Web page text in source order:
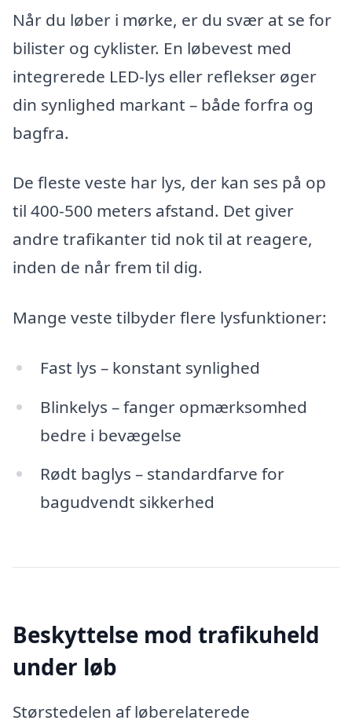
Når du løber i mørke, er du svær at se for
bilister og cyklister. En løbevest med
integrerede LED-lys eller reflekser øger
din synlighed markant – både forfra og
bagfra.
De fleste veste har lys, der kan ses på op
til 400-500 meters afstand. Det giver
andre trafikanter tid nok til at reagere,
inden de når frem til dig.
Mange veste tilbyder flere lysfunktioner:
Fast lys – konstant synlighed
Blinkelys – fanger opmærksomhed
bedre i bevægelse
Rødt baglys – standardfarve for
bagudvendt sikkerhed
Beskyttelse mod trafikuheld
under løb
Størstedelen af løberelaterede